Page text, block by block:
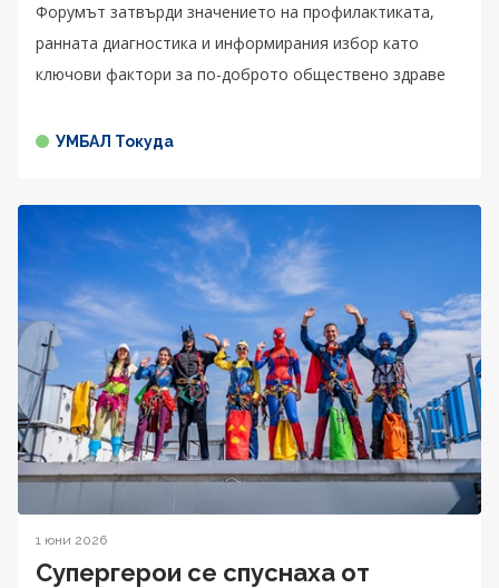
Форумът затвърди значението на профилактиката,
ранната диагностика и информирания избор като
ключови фактори за по-доброто обществено здраве
УМБАЛ Токуда
1 юни 2026
Супергерои се спуснаха от